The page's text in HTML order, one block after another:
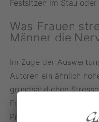
Festsitzen im Stau
Was Frauen
Männer die
Im Zuge der
Autoren ein ähnlich
grundsätzlichen
Frauen ausgemacht:
Prozent der Frauen